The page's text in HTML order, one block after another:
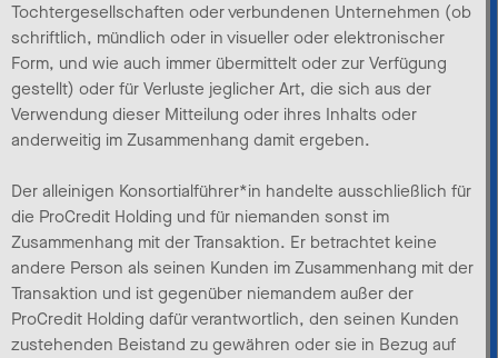
Tochtergesellschaften oder verbundenen Unternehmen (ob
schriftlich, mündlich oder in visueller oder elektronischer
Form, und wie auch immer übermittelt oder zur Verfügung
gestellt) oder für Verluste jeglicher Art, die sich aus der
Verwendung dieser Mitteilung oder ihres Inhalts oder
anderweitig im Zusammenhang damit ergeben.
Der alleinigen Konsortialführer*in handelte ausschließlich für
die ProCredit Holding und für niemanden sonst im
Zusammenhang mit der Transaktion. Er betrachtet keine
andere Person als seinen Kunden im Zusammenhang mit der
Transaktion und ist gegenüber niemandem außer der
ProCredit Holding dafür verantwortlich, den seinen Kunden
zustehenden Beistand zu gewähren oder sie in Bezug auf